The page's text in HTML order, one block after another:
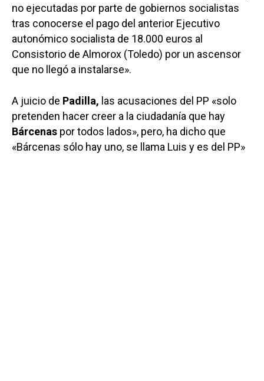
no ejecutadas por parte de gobiernos socialistas
tras conocerse el pago del anterior Ejecutivo
autonómico socialista de 18.000 euros al
Consistorio de Almorox (Toledo) por un ascensor
que no llegó a instalarse».
A juicio de Padilla, las acusaciones del PP «solo
pretenden hacer creer a la ciudadanía que hay
Bárcenas por todos lados», pero, ha dicho que
«Bárcenas sólo hay uno, se llama Luis y es del PP»